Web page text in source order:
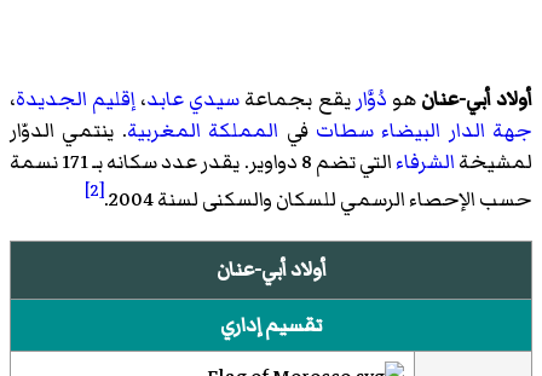
أولاد أبي-عنانهو دُوَّاريقع بجماعةسيدي عابد،إقليم الجديدة،
جهة الدار البيضاء سطات في المملكة المغربية. ينتمي الدوّار
لمشيخةالشرفاء
التي تضم 8 دواوير. يقدر عدد سكانه بـ 171 نسمة
حسب الإحصاء الرسمي للسكان والسكنى لسنة 2004.
[2]
أولاد أبي-عنان
تقسيم إداري